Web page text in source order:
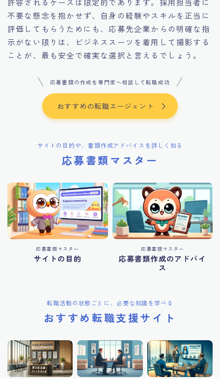
不要な懸念を抱かせず、自身の経験やスキルを正当に
評価してもらうためにも、応募先企業からの明確な指
示がない限りは、ビジネススーツを着用して撮影する
ことが、最も安全で確実な選択と言えるでしょう。
応募書類の作成を専門家へ相談して転職成功
おすすめの転職エージェント
サイトの目的や、書類作成アドバイスを詳しく知る
応募書類マスター
応募書類マスター
サイトの目的
応募書類マスター
応募書類作成のアドバイ
ス
転職活動の状態ごとに、必要な知識を学べる
おすすめ転職支援サイト